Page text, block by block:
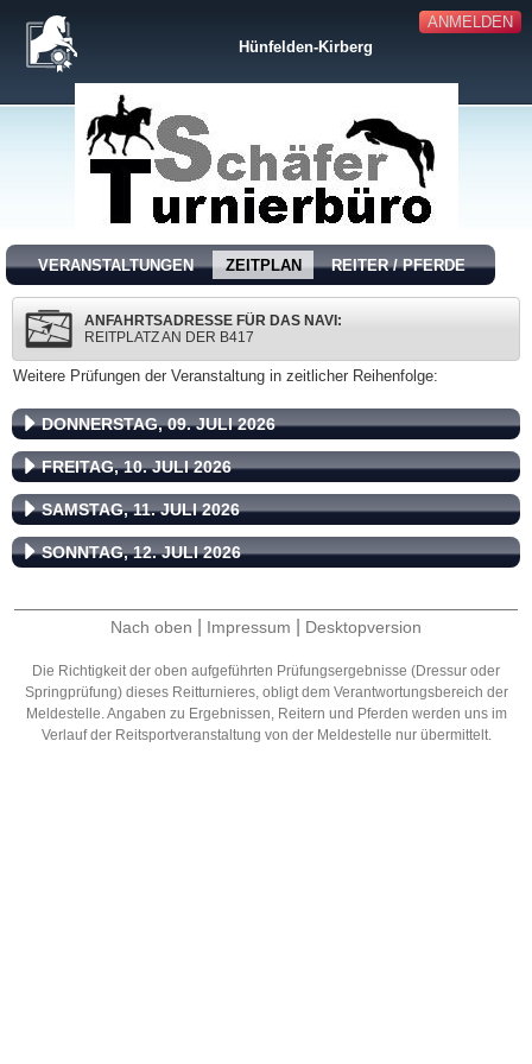
ANMELDEN
Hünfelden-Kirberg
VERANSTALTUNGEN ZEITPLAN REITER / PFERDE
ANFAHRTSADRESSE FÜR DAS NAVI:
REITPLATZ AN DER B417
Weitere Prüfungen der Veranstaltung in zeitlicher Reihenfolge:
DONNERSTAG, 09. JULI 2026
FREITAG, 10. JULI 2026
SAMSTAG, 11. JULI 2026
SONNTAG, 12. JULI 2026
Nach oben Impressum Desktopversion
Die Richtigkeit der oben aufgeführten Prüfungsergebnisse (Dressur oder
Springprüfung) dieses Reitturnieres, obligt dem Verantwortungsbereich der
Meldestelle. Angaben zu Ergebnissen, Reitern und Pferden werden uns im
Verlauf der Reitsportveranstaltung von der Meldestelle nur übermittelt.